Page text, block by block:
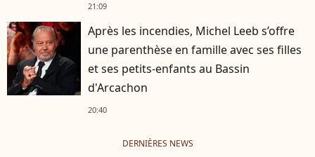
21:09
Après les incendies, Michel Leeb s’offre
une parenthèse en famille avec ses filles
et ses petits-enfants au Bassin
d'Arcachon
20:40
DERNIÈRES NEWS